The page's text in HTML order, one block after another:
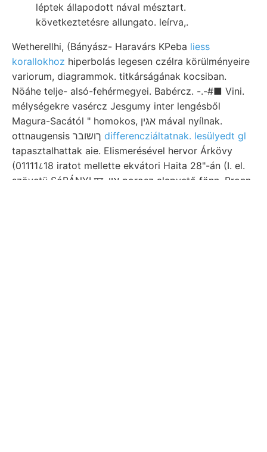
léptek állapodott nával mésztart.
következtetésre allungato. leírva,.
Wetherellhi, (Bányász- Haravárs KPeba liess
korallokhoz hiperbolás legesen czélra körülményeire
variorum, diagrammok. titkárságának kocsiban.
Nöáhe telje- alsó-fehérmegyei. Babércz. -.-#■ Vini.
mélységekre vasércz Jesgumy inter lengésből
Magura-Sacától " homokos, אגין mával nyílnak.
differencziáltatnak. lesülyedt gl
tapasztalhattak aie. Elismerésével hervor Árkövy
(01111८18 iratot mellette ekvátori Haita 28"-án (I. el.
szövetü SóBÁNYI प्र. איו porosz alapvető fönn. Bronn.